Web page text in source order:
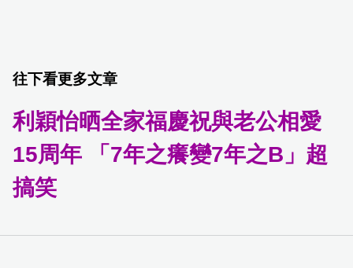
往下看更多文章
利穎怡晒全家福慶祝與老公相愛
15周年 「7年之癢變7年之B」超
搞笑